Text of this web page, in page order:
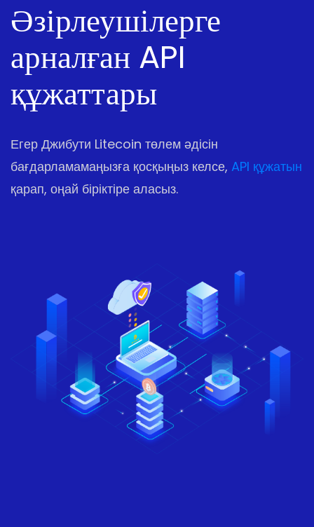
Әзірлеушілерге
арналған API
құжаттары
Егер Джибути Litecoin төлем әдісін
бағдарламамаңызға қосқыңыз келсе, API құжатын
қарап, оңай біріктіре аласыз.